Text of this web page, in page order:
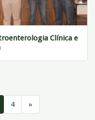
Clínica e
4 »